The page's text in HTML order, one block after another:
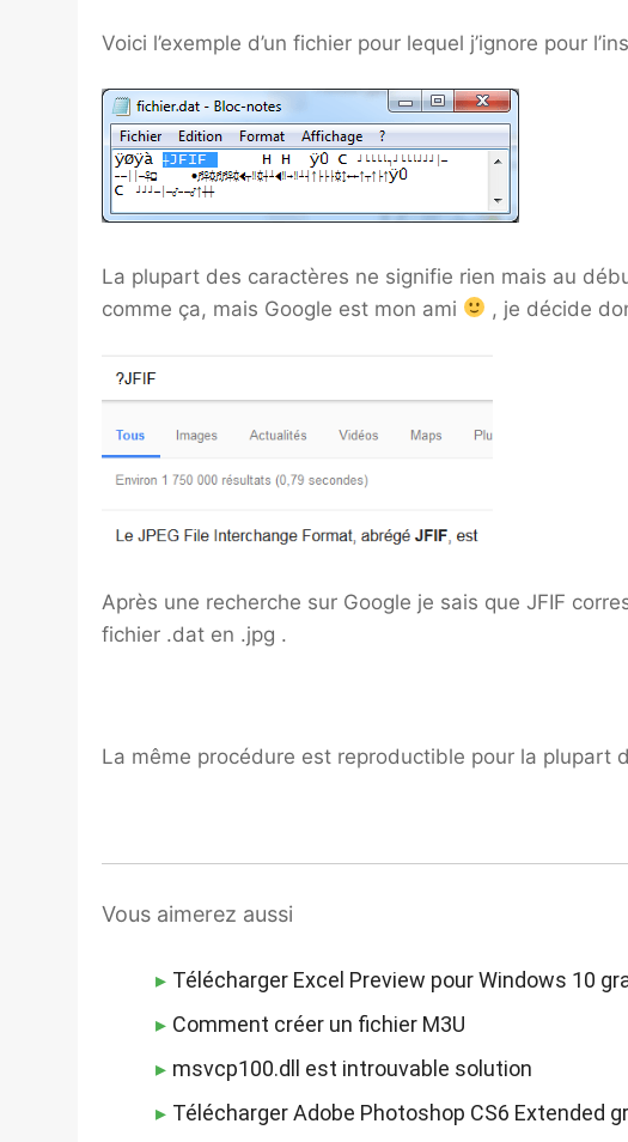
Voici l’exemple d’un fichier pour lequel j’ignore pour
La plupart des caractères ne signifie rien mais au
comme ça, mais Google est mon ami
, je décide
Après une recherche sur Google je sais que JFIF
fichier .dat en .jpg .
La même procédure est reproductible pour la plupart
Vous aimerez aussi
Télécharger Excel Preview pour Windows 10
Comment créer un fichier M3U
msvcp100.dll est introuvable solution
Télécharger Adobe Photoshop CS6 Extended